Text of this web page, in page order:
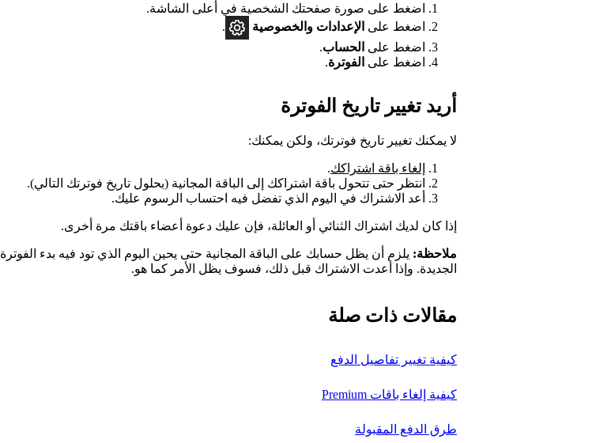
اضغط على صورة صفحتك الشخصية في أعلى الشاشة.
اضغط على الإعدادات والخصوصية
.
اضغط على الحساب.
اضغط على الفوترة.
أريد تغيير تاريخ الفوترة
لا يمكنك تغيير تاريخ فوترتك، ولكن يمكنك:
إلغاء باقة اشتراكك.
انتظر حتى تتحول باقة اشتراكك إلى الباقة المجانية (بحلول تاريخ فوترتك التالي).
أعد الاشتراك في اليوم الذي تفضل فيه احتساب الرسوم عليك.
إذا كان لديك اشتراك الثنائي أو العائلة، فإن عليك دعوة أعضاء باقتك مرة أخرى.
ملاحظة: يلزم أن يظل حسابك على الباقة المجانية حتى يحين اليوم الذي تود فيه بدء الفوترة
الجديدة. وإذا أعدت الاشتراك قبل ذلك، فسوف يظل الأمر كما هو.
مقالات ذات صلة
كيفية تغيير تفاصيل الدفع
كيفية إلغاء باقات Premium
طرق الدفع المقبولة